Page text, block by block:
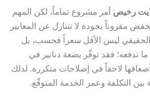
رخيص أمر مشروع تماماً، لكن المهم
مقروناً بجودة لا تتنازل عن المعايير
الحقيقي ليس الأقل سعراً فحسب، بل
تدفعه؛ فقد توفّر بضعة دنانير في
لاحقاً في إصلاحات متكررة. لذلك
بين التكلفة وعمر الخدمة المتوقّع.